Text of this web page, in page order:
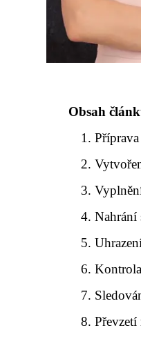
Obsah
Nahrání
Převzetí